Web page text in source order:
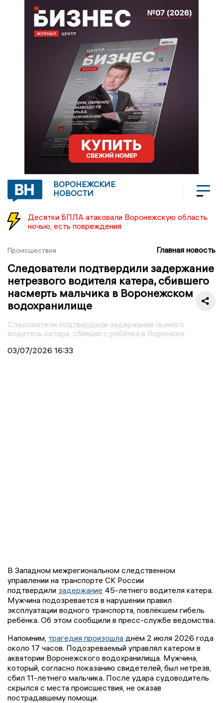
ВОРОНЕЖСКИЕ
НОВОСТИ
Десятки БПЛА атаковали Воронежскую область
ночью, есть повреждения
Происшествия Главная новость
Следователи подтвердили задержание
нетрезвого водителя катера, сбившего
насмерть мальчика в Воронежском
водохранилище
Следователи подтвердили задержание пьяного
водитель катера, сбившего ребёнка в Воронеже
03/07/2026 16:33
В Западном межрегиональном следственном
управлении на транспорте СК России
подтвердили задержание 45-летнего водителя катера.
Мужчина подозревается в нарушении правил
эксплуатации водного транспорта, повлёкшем гибель
ребёнка. Об этом сообщили в пресс-службе ведомства.
Напомним, трагедия произошла днём 2 июля 2026 года
около 17 часов. Подозреваемый управлял катером в
акватории Воронежского водохранилища. Мужчина,
который, согласно показанию свидетелей, был нетрезв,
сбил 11-летнего мальчика. После удара судоводитель
скрылся с места происшествия, не оказав
пострадавшему помощи.